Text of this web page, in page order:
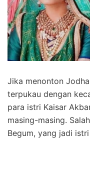
Jika menonton
terpukau dengan
para istri Kaisar
masing-masing.
Begum, yang jadi